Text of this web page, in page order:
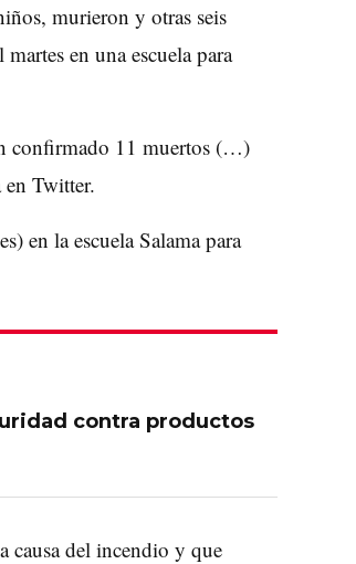
murieron y otras seis
en una escuela para
confirmado 11 muertos (…)
en Twitter.
en la escuela Salama para
contra productos
causa del incendio y que